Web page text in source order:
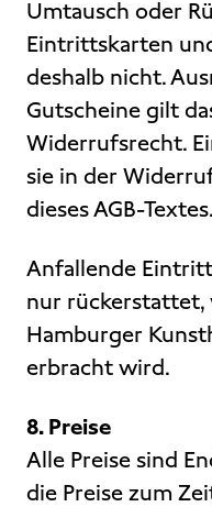
Umtausch oder
Eintrittskarten
deshalb nicht.
Gutscheine gilt
Widerrufsrecht.
sie in der
dieses AGB-Textes.
Anfallende
nur rückerstattet,
Hamburger
erbracht wird.
8. Preise
Alle Preise sind
die Preise zum